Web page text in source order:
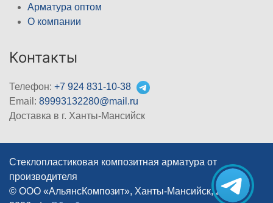
Арматура оптом
О компании
Контакты
Телефон: +7 924 831-10-38
Email: 89993132280@mail.ru
Доставка в г. Ханты-Мансийск
Стеклопластиковая композитная арматура от
производителя
© ООО «АльянсКомпозит», Ханты-Мансийск, 2012–